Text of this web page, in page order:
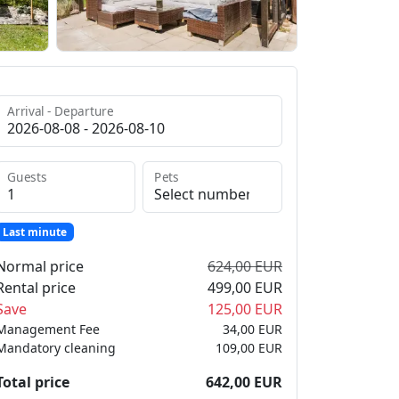
Arrival - Departure
Guests Pets
Last minute
price
624,00 EUR
price
499,00 EUR
125,00 EUR
34,00 EUR
Fee
109,00 EUR
cleaning
price 642,00 EUR